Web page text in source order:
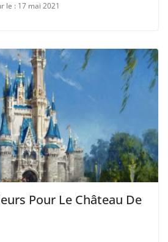
17 mai 2021
Pour Le Château De